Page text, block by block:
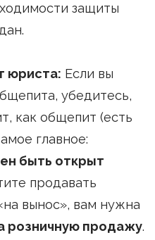
защиты
юриста: Если вы
убедитесь,
как общепит (есть
главное:
быть открыт
продавать
вынос», вам нужна
розничную продажу.